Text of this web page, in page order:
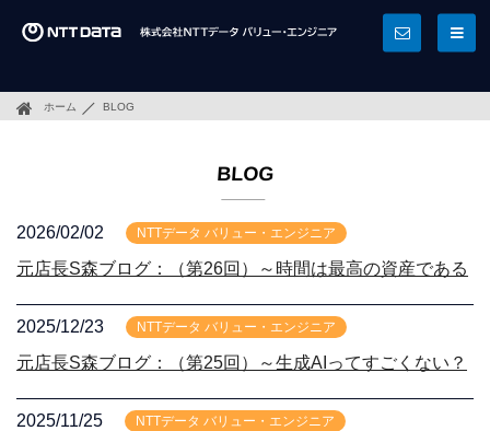
ホーム BLOG
BLOG
2026/02/02 NTTデータ バリュー・エンジニア
元店長S森ブログ：（第26回）～時間は最高の資産である
2025/12/23 NTTデータ バリュー・エンジニア
元店長S森ブログ：（第25回）～生成AIってすごくない？
2025/11/25 NTTデータ バリュー・エンジニア